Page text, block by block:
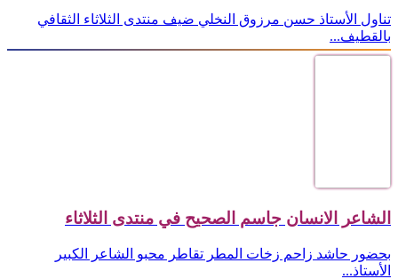
تناول الأستاذ حسن مرزوق النخلي ضيف منتدى الثلاثاء الثقافي
بالقطيف...
الشاعر الانسان جاسم الصحيح في منتدى الثلاثاء
بحضور حاشد زاحم زخات المطر تقاطر محبو الشاعر الكبير
الأستاذ...